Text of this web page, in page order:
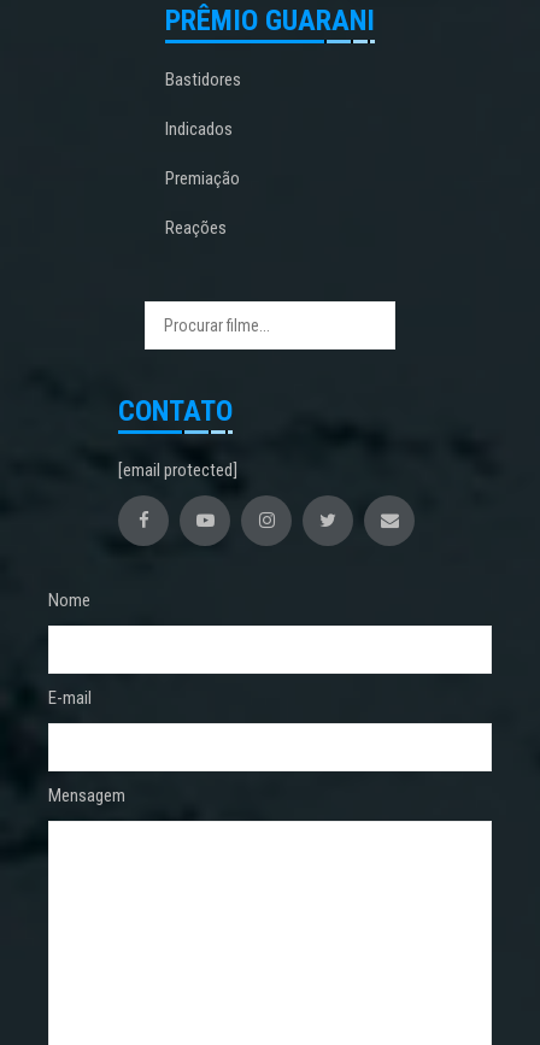
PRÊMIO GUARANI
Bastidores
Indicados
Premiação
Reações
CONTATO
[email protected]
Nome
E-mail
Mensagem